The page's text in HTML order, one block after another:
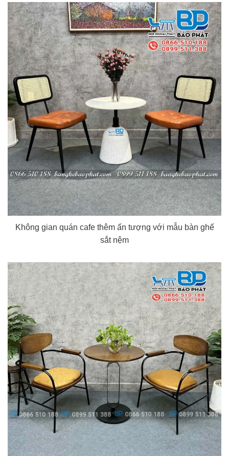
Không gian quán cafe thêm ấn tượng với mẫu bàn ghế
sắt nệm